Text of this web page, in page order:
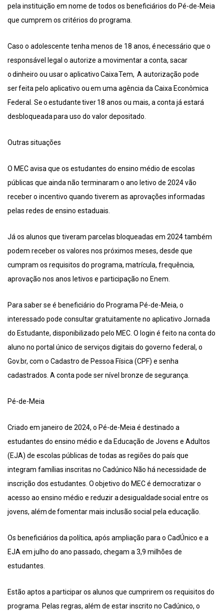
pela instituição em nome de todos os beneficiários do Pé-de-Meia
que cumprem os critérios do programa.
Caso o adolescente tenha menos de 18 anos, é necessário que o
responsável legal o autorize a movimentar a conta, sacar
o dinheiro ou usar o aplicativo Caixa Tem, A autorização pode
ser feita pelo aplicativo ou em uma agência da Caixa Econômica
Federal. Se o estudante tiver 18 anos ou mais, a conta já estará
desbloqueada para uso do valor depositado.
Outras situações
O MEC avisa que os estudantes do ensino médio de escolas
públicas que ainda não terminaram o ano letivo de 2024 vão
receber o incentivo quando tiverem as aprovações informadas
pelas redes de ensino estaduais.
Já os alunos que tiveram parcelas bloqueadas em 2024 também
podem receber os valores nos próximos meses, desde que
cumpram os requisitos do programa, matrícula, frequência,
aprovação nos anos letivos e participação no Enem.
Para saber se é beneficiário do Programa Pé-de-Meia, o
interessado pode consultar gratuitamente no aplicativo Jornada
do Estudante, disponibilizado pelo MEC. O login é feito na conta do
aluno no portal único de serviços digitais do governo federal, o
Gov.br, com o Cadastro de Pessoa Física (CPF) e senha
cadastrados. A conta pode ser nível bronze de segurança.
Pé-de-Meia
Criado em janeiro de 2024, o Pé-de-Meia é destinado a
estudantes do ensino médio e da Educação de Jovens e Adultos
(EJA) de escolas públicas de todas as regiões do país que
integram famílias inscritas no Cadúnico Não há necessidade de
inscrição dos estudantes. O objetivo do MEC é democratizar o
acesso ao ensino médio e reduzir a desigualdade social entre os
jovens, além de fomentar mais inclusão social pela educação.
Os beneficiários da política, após ampliação para o CadÚnico e a
EJA em julho do ano passado, chegam a 3,9 milhões de
estudantes.
Estão aptos a participar os alunos que cumprirem os requisitos do
programa. Pelas regras, além de estar inscrito no Cadúnico, o